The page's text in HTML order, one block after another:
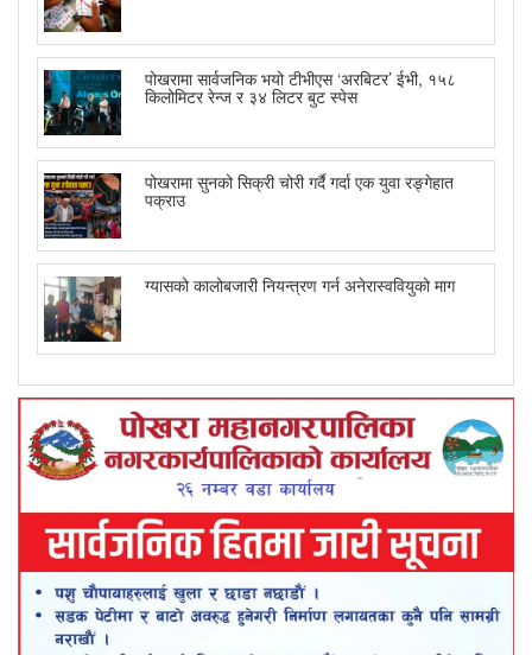
पोखरामा सार्वजनिक भयो टीभीएस ‘अरबिटर’ ईभी, १५८
किलोमिटर रेन्ज र ३४ लिटर बुट स्पेस
पोखरामा सुनको सिक्री चोरी गर्दै गर्दा एक युवा रङ्गेहात
पक्राउ
ग्यासको कालोबजारी नियन्त्रण गर्न अनेरास्ववियुको माग